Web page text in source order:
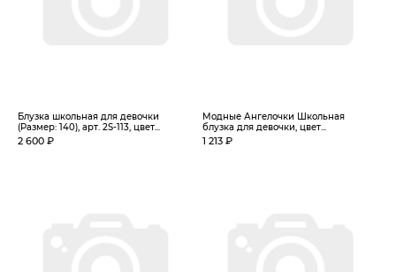
Блузка школьная для девочки
(Размер: 140), арт. 2S-113, цвет...
2 600 ₽
Модные Ангелочки Школьная
блузка для девочки, цвет...
1 213 ₽